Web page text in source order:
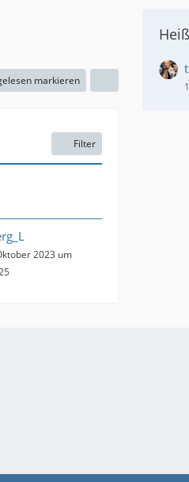
markieren
Filter
2023 um